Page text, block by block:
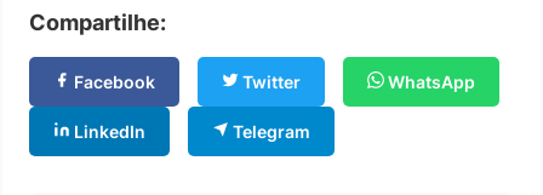
Compartilhe:
Facebook Twitter WhatsApp
LinkedIn Telegram